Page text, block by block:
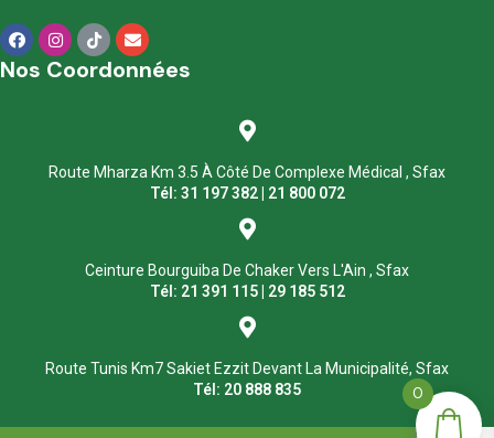
Nos Coordonnées
Route Mharza Km 3.5 À Côté De Complexe Médical , Sfax
Tél: 31 197 382 | 21 800 072
Ceinture Bourguiba De Chaker Vers L'Ain , Sfax
Tél: 21 391 115 | 29 185 512
Route Tunis Km7 Sakiet Ezzit Devant La Municipalité, Sfax
Tél: 20 888 835
0